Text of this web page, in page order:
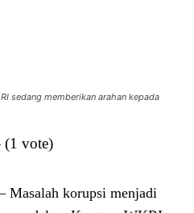
sedang memberikan arahan kepada
(1 vote)
Masalah korupsi menjadi